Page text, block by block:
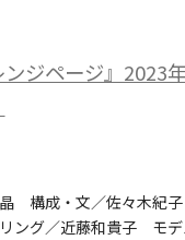
ンジページ』2023
構成・文／佐々木紀
ング／近藤和貴子 モデ